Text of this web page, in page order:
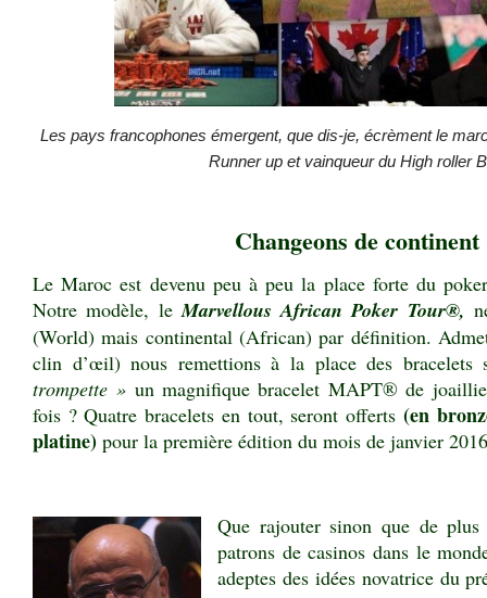
Les pays francophones émergent, que dis-je, écrèment le
Runner up et vainqueur du High roller
Changeons de
Le Maroc est devenu peu à peu la place forte du
Notre modèle, leMarvellous African Poker Tour®,
(World) mais continental (African) par définition.
clin d’œil) nous remettions à la place des bracelets
trompette » un magnifique bracelet MAPT® de
fois ? Quatre bracelets en tout, seront offerts (en
platine) pour la première édition du mois de janvier
Que rajouter sinon que de
patrons de casinos dans le
adeptes des idées novatrice du